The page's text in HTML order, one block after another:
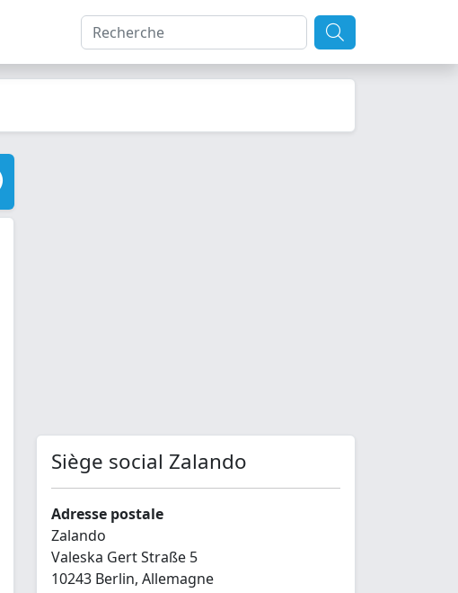
Siège social Zalando
Adresse postale
Zalando
Valeska Gert Straße 5
10243 Berlin, Allemagne